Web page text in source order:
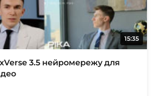
15:35
3.5 нейромережу для